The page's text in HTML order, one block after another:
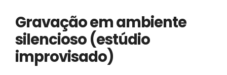
Gravação em ambiente
silencioso (estúdio
improvisado)